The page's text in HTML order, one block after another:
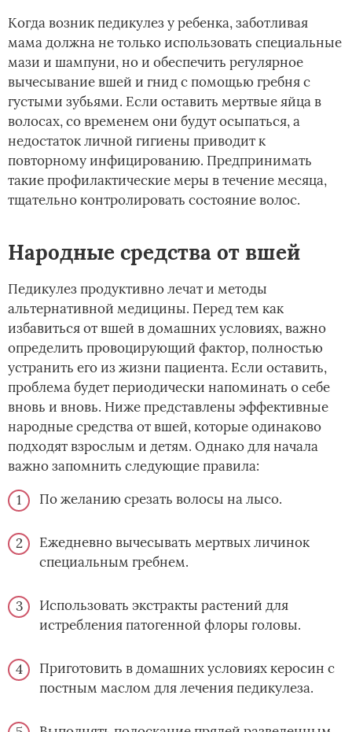
Когда возник педикулез у ребенка, заботливая
мама должна не только использовать специальные
мази и шампуни, но и обеспечить регулярное
вычесывание вшей и гнид с помощью гребня с
густыми зубьями. Если оставить мертвые яйца в
волосах, со временем они будут осыпаться, а
недостаток личной гигиены приводит к
повторному инфицированию. Предпринимать
такие профилактические меры в течение месяца,
тщательно контролировать состояние волос.
Народные средства от вшей
Педикулез продуктивно лечат и методы
альтернативной медицины. Перед тем как
избавиться от вшей в домашних условиях, важно
определить провоцирующий фактор, полностью
устранить его из жизни пациента. Если оставить,
проблема будет периодически напоминать о себе
вновь и вновь. Ниже представлены эффективные
народные средства от вшей, которые одинаково
подходят взрослым и детям. Однако для начала
важно запомнить следующие правила:
По желанию срезать волосы на лысо.
Ежедневно вычесывать мертвых личинок
специальным гребнем.
Использовать экстракты растений для
истребления патогенной флоры головы.
Приготовить в домашних условиях керосин с
постным маслом для лечения педикулеза.